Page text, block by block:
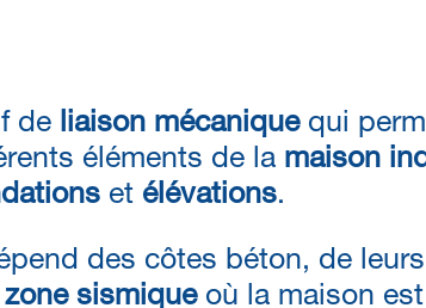
de liaison mécaniquequi
éléments de la maison
et élévations.
des côtes béton, de
zone sismiqueoù la maison est